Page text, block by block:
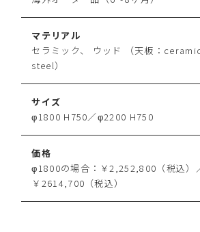
マテリアル
セラミック、 ウッド （天板：
steel）
サイズ
φ1800 H750／φ2200 H750
価格
φ1800の場合：￥2,252,800（税込）
￥2614,700（税込）